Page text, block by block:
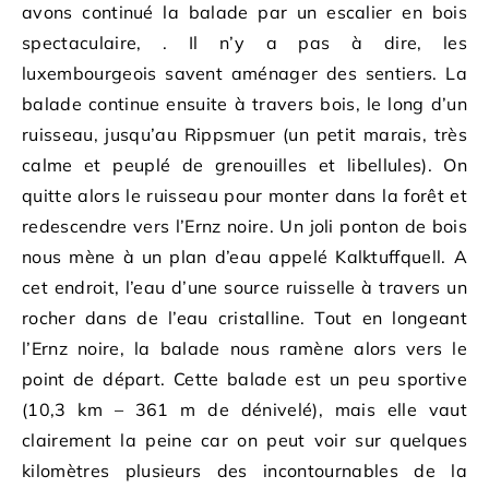
avons continué la balade par un escalier en bois
spectaculaire, . Il n’y a pas à dire, les
luxembourgeois savent aménager des sentiers. La
balade continue ensuite à travers bois, le long d’un
ruisseau, jusqu’au Rippsmuer (un petit marais, très
calme et peuplé de grenouilles et libellules). On
quitte alors le ruisseau pour monter dans la forêt et
redescendre vers l’Ernz noire. Un joli ponton de bois
nous mène à un plan d’eau appelé Kalktuffquell. A
cet endroit, l’eau d’une source ruisselle à travers un
rocher dans de l’eau cristalline. Tout en longeant
l’Ernz noire, la balade nous ramène alors vers le
point de départ. Cette balade est un peu sportive
(10,3 km – 361 m de dénivelé), mais elle vaut
clairement la peine car on peut voir sur quelques
kilomètres plusieurs des incontournables de la